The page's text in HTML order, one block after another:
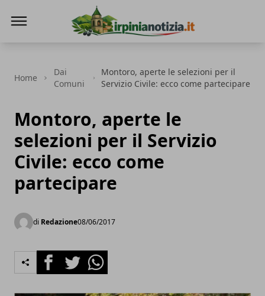
Home
Dai
Comuni
Montoro, aperte le selezioni per il
Servizio Civile: ecco come partecipare
Montoro, aperte le
selezioni per il Servizio
Civile: ecco come
partecipare
di Redazione08/06/2017
FacebookTwitterWhatsapp